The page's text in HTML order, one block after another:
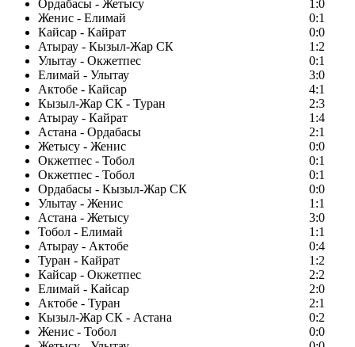
Ордабасы - Жетысу
1:0
Женис - Елимай
0:1
Кайсар - Кайрат
0:0
Атырау - Кызыл-Жар СК
1:2
Улытау - Окжетпес
0:1
Елимай - Улытау
3:0
Актобе - Кайсар
4:1
Кызыл-Жар СК - Туран
2:3
Атырау - Кайрат
1:4
Астана - Ордабасы
2:1
Жетысу - Женис
0:0
Окжетпес - Тобол
0:1
Окжетпес - Тобол
0:1
Ордабасы - Кызыл-Жар СК
0:0
Улытау - Женис
1:1
Астана - Жетысу
3:0
Тобол - Елимай
1:1
Атырау - Актобе
0:4
Туран - Кайрат
1:2
Кайсар - Окжетпес
2:2
Елимай - Кайсар
2:0
Актобе - Туран
2:1
Кызыл-Жар СК - Астана
0:2
Женис - Тобол
0:0